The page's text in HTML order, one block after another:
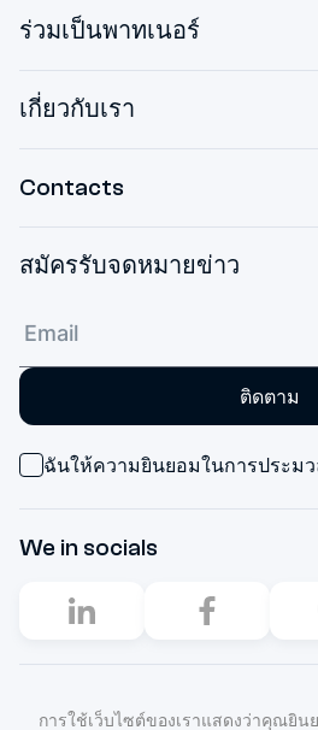
ร่วมเป็นพาทเนอร์
เกี่ยวกับเรา
Contacts
สมัครรับจดหมายข่าว
ติดตาม
ฉันให้ความยินยอมในการประม
We in socials
2003–2026. All
การใช้เว็บไซต์ของเราแสดงว่าคุณยิน